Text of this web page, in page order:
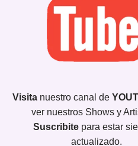
Visita nuestro canal de
ver nuestros Shows y
Suscribite para estar
actualizado.